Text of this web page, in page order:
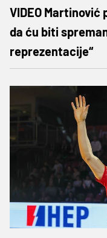
VIDEO
da ću biti
reprezentacije“